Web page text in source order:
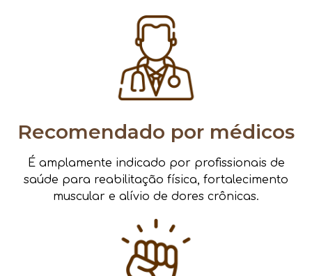
Recomendado por médicos
É amplamente indicado por profissionais de
saúde para reabilitação física, fortalecimento
muscular e alívio de dores crônicas.